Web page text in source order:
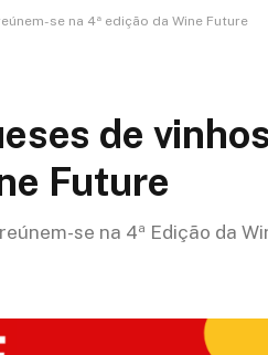
se na 4ª edição da Wine Future
de vinhos
Future
se na 4ª Edição da